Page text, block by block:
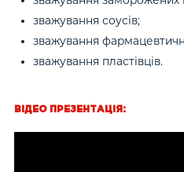
зважування соусів;
зважування
зважування пластівців.
ВІДЕО ПРЕЗЕНТАЦІЯ: